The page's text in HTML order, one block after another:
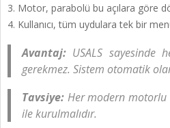
Motor, parabolü bu açılara göre
Kullanıcı, tüm uydulara tek bir
Avantaj: USALS sayesinde
gerekmez. Sistem otomatik
Tavsiye: Her modern motorlu
ile kurulmalıdır.